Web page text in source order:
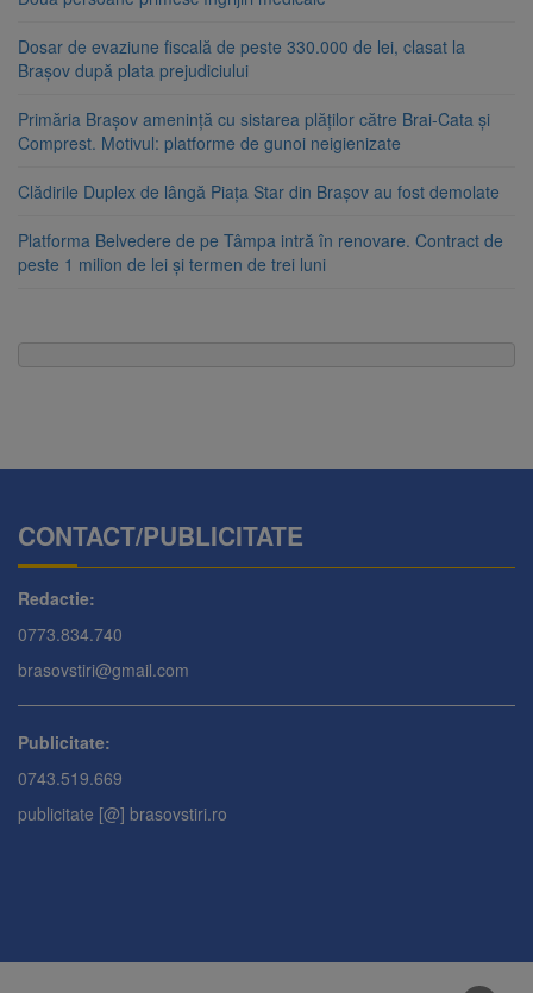
Dosar de evaziune fiscală de peste 330.000 de lei, clasat la
Brașov după plata prejudiciului
Primăria Brașov amenință cu sistarea plăților către Brai-Cata și
Comprest. Motivul: platforme de gunoi neigienizate
Clădirile Duplex de lângă Piața Star din Brașov au fost demolate
Platforma Belvedere de pe Tâmpa intră în renovare. Contract de
peste 1 milion de lei și termen de trei luni
CONTACT/PUBLICITATE
Redactie:
0773.834.740
brasovstiri@gmail.com
Publicitate:
0743.519.669
publicitate [@] brasovstiri.ro